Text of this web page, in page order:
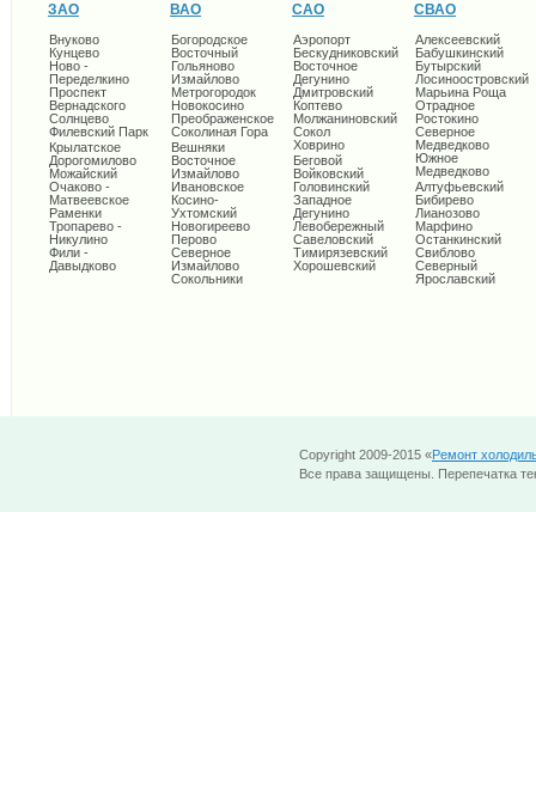
ЗАО
Внуково
Кунцево
Ново -
Переделкино
Проспект
Вернадского
Солнцево
Филевский Парк
Крылатское
Дорогомилово
Можайский
Очаково -
Матвеевское
Раменки
Тропарево -
Никулино
Фили -
Давыдково
ВАО
Богородское
Восточный
Гольяново
Измайлово
Метрогородок
Новокосино
Преображенское
Соколиная Гора
Вешняки
Восточное
Измайлово
Ивановское
Косино-
Ухтомский
Новогиреево
Перово
Северное
Измайлово
Сокольники
САО
Аэропорт
Бескудниковский
Восточное
Дегунино
Дмитровский
Коптево
Молжаниновский
Сокол
Ховрино
Беговой
Войковский
Головинский
Западное
Дегунино
Левобережный
Савеловский
Тимирязевский
Хорошевский
СВАО
Алексеевский
Бабушкинский
Бутырский
Лосиноостровский
Марьина Роща
Отрадное
Ростокино
Северное
Медведково
Южное
Медведково
Алтуфьевский
Бибирево
Лианозово
Марфино
Останкинский
Свиблово
Северный
Ярославский
Copyright 2009-2015 «Ремонт
Все права защищены. Перепечатка